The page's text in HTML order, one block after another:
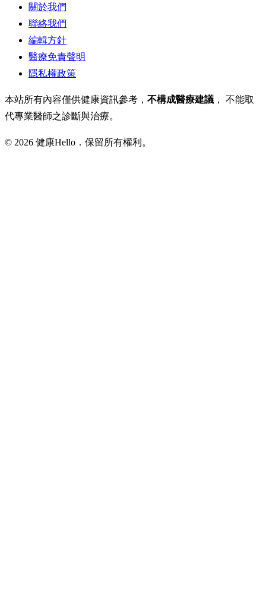
關於我們
聯絡我們
編輯方針
醫療免責聲明
隱私權政策
本站所有內容僅供健康資訊參考， 不構成醫療建議 ， 不能取
代專業醫師之診斷與治療。
© 2026 健康Hello．保留所有權利。